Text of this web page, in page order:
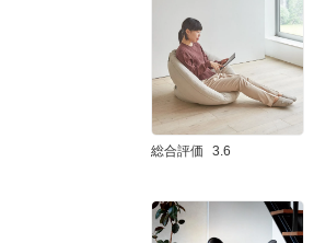
総合評価 3.6